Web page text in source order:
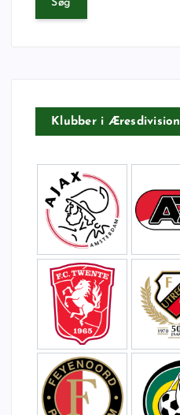
:
Klubber i Æresdivision